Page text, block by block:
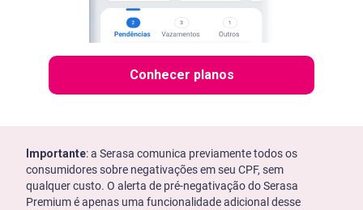
Conhecer planos
Importante: a Serasa comunica previamente todos os
consumidores sobre negativações em seu CPF, sem
qualquer custo. O alerta de pré-negativação do Serasa
Premium é apenas uma funcionalidade adicional desse